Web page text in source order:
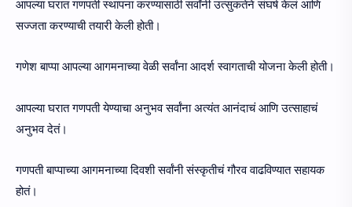
आपल्या घरात गणपती स्थापना करण्यासाठी सर्वांनी उत्सुकतेने संघर्ष केलं आणि
सज्जता करण्याची तयारी केली होती।
गणेश बाप्पा आपल्या आगमनाच्या वेळी सर्वांना आदर्श स्वागताची योजना केली होती।
आपल्या घरात गणपती येण्याचा अनुभव सर्वांना अत्यंत आनंदाचं आणि उत्साहाचं
अनुभव देतं।
गणपती बाप्पाच्या आगमनाच्या दिवशी सर्वांनी संस्कृतीचं गौरव वाढविण्यात सहायक
होतं।